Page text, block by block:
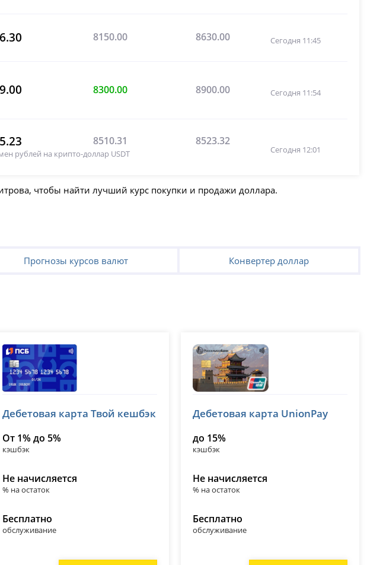
8150.00 8630.00 Сегодня 11:45
8300.00 8900.00 Сегодня 11:54
8510.31 8523.32
рублей на крипто-доллар USDT Сегодня 12:01
чтобы найти лучший курс покупки и продажи доллара.
Прогнозы курсов валют Конвертер доллар
лицензия № 3251
Дебетовая карта Твой кешбэк
От 1% до 5%
кэшбэк
Не начисляется
% на остаток
Бесплатно
обслуживание
лицензия № 3349
Дебетовая карта UnionPay
до 15%
кэшбэк
Не начисляется
% на остаток
Бесплатно
обслуживание